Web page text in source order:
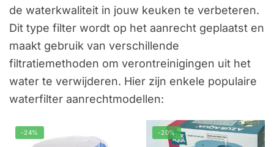
de waterkwaliteit in jouw keuken te verbeteren.
Dit type filter wordt op het aanrecht geplaatst en
maakt gebruik van verschillende
filtratiemethoden om verontreinigingen uit het
water te verwijderen. Hier zijn enkele populaire
waterfilter aanrechtmodellen:
-24% -20%